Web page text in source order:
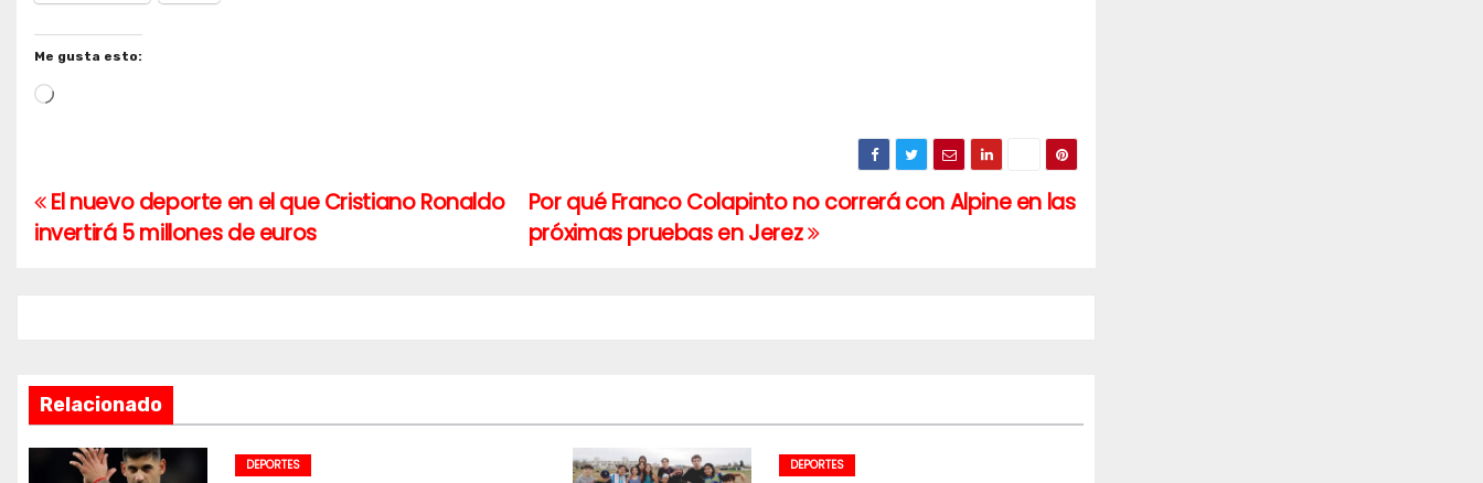
Me gusta esto:
Cargando...
Navegación
de
Por qué Franco Colapinto no correrá con Alpine en las
próximas pruebas en Jerez
El nuevo deporte en el que Cristiano Ronaldo
invertirá 5 millones de euros
Relacionado
DEPORTES DEPORTES